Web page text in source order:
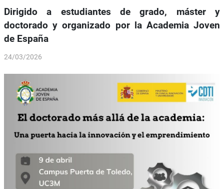
Dirigido a estudiantes de grado, máster y
doctorado y organizado por la Academia Joven
de España
24/03/2026